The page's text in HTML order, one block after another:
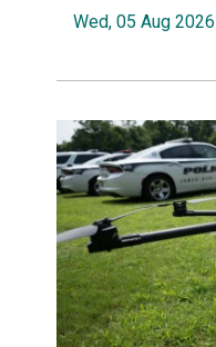
Wed, 05 Aug